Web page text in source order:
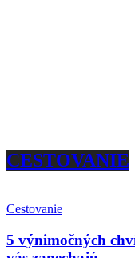
CESTOVANIE
Cestovanie
5 výnimočných